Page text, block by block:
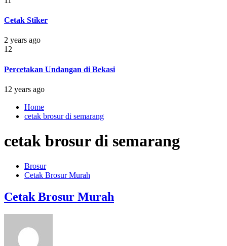
Cetak Stiker
2 years ago
12
Percetakan Undangan di Bekasi
12 years ago
Home
cetak brosur di semarang
cetak brosur di semarang
Brosur
Cetak Brosur Murah
Cetak Brosur Murah